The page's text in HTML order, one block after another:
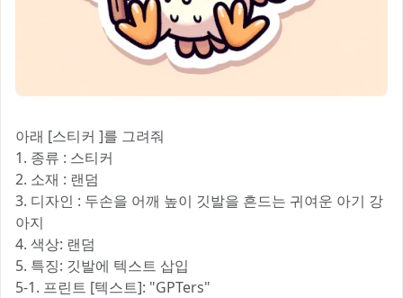
아래 [스티커 ]를 그려줘
1. 종류 : 스티커
2. 소재 : 랜덤
3. 디자인 : 두손을 어깨 높이 깃발을 흔드는 귀여운 아기 강
아지
4. 색상: 랜덤
5. 특징: 깃발에 텍스트 삽입
5-1. 프린트 [텍스트]: "GPTers"